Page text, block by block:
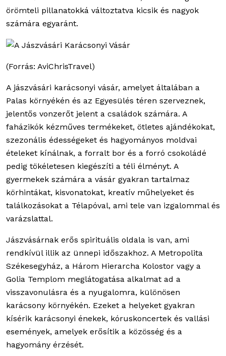
örömteli pillanatokká változtatva kicsik és nagyok
számára egyaránt.
(Forrás: AviChrisTravel)
A jászvásári karácsonyi vásár, amelyet általában a
Palas környékén és az Egyesülés téren szerveznek,
jelentős vonzerőt jelent a családok számára. A
faházikók kézműves termékeket, ötletes ajándékokat,
szezonális édességeket és hagyományos moldvai
ételeket kínálnak, a forralt bor és a forró csokoládé
pedig tökéletesen kiegészíti a téli élményt. A
gyermekek számára a vásár gyakran tartalmaz
körhintákat, kisvonatokat, kreatív műhelyeket és
találkozásokat a Télapóval, ami tele van izgalommal és
varázslattal.
Jászvásárnak erős spirituális oldala is van, ami
rendkívül illik az ünnepi időszakhoz. A Metropolita
Székesegyház, a Három Hierarcha Kolostor vagy a
Golia Templom meglátogatása alkalmat ad a
visszavonulásra és a nyugalomra, különösen
karácsony környékén. Ezeket a helyeket gyakran
kísérik karácsonyi énekek, kóruskoncertek és vallási
események, amelyek erősítik a közösség és a
hagyomány érzését.